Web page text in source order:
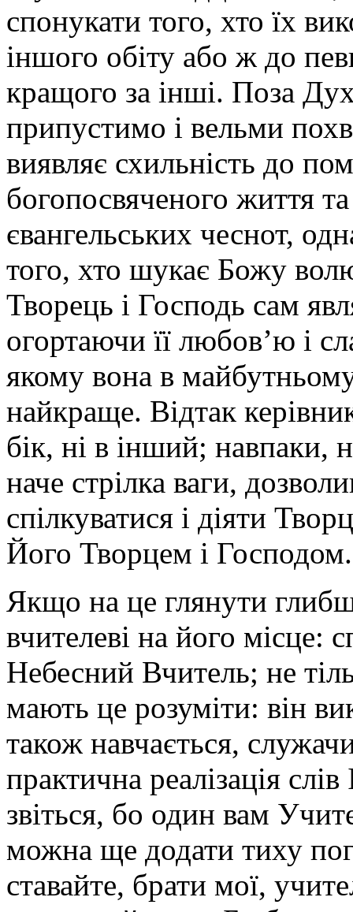
спонукати того, хто їх
іншого обіту або ж до
кращого за інші. Поза
припустимо і вельми
виявляє схильність до
богопосвяченого життя
євангельських чеснот,
того, хто шукає Божу
Творець і Господь сам
огортаючи її любов’ю і
якому вона в
найкраще. Відтак
бік, ні в інший; навпаки,
наче стрілка ваги,
спілкуватися і діяти
Його Творцем і Господом.
Якщо на це глянути
вчителеві на його місце:
Небесний Вчитель; не
мають це розуміти: він
також навчається,
практична реалізація
звіться, бо один вам
можна ще додати тиху
ставайте, брати мої,